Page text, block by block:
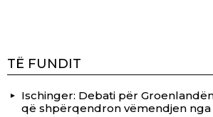
TË FUNDIT
Ischinger: Debati për
që shpërqendron vëmendjen nga